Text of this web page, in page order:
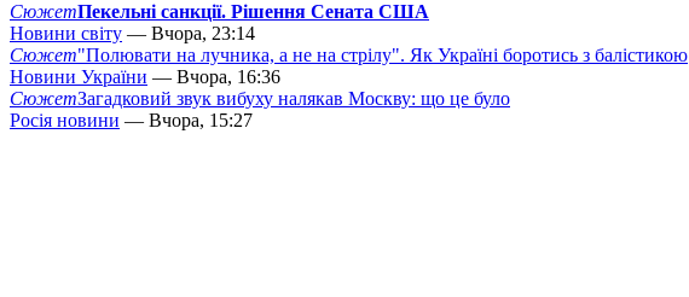
СюжетПекельні санкції. Рішення Сената США
Новини світу — Вчора, 23:14
Сюжет"Полювати на лучника, а не на стрілу". Як Україні боротись з балістикою
Новини України — Вчора, 16:36
СюжетЗагадковий звук вибуху налякав Москву: що це було
Росія новини — Вчора, 15:27